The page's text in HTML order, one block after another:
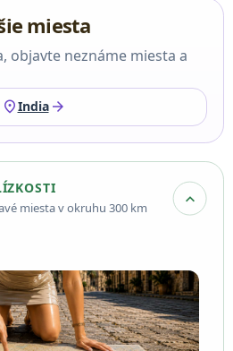
miesta
objavte neznáme miesta a
location_onIndia arrow_forward
miesta v okruhu 300 km expand_more